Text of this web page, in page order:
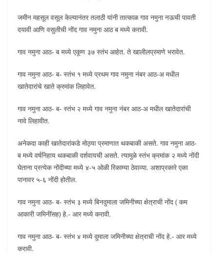
जमीन महसूल वसूल केल्यानंतर तलाठी यांनी तात्काळ गाव नमुना नऊची पावती
दयावी आणि वसुलीची नोंद गाव नमुना आठ ब मध्ये करावी.
गाव नमुना आठ- ब मध्ये एकूण ३७ स्तंभ आहेत. ते खालीलप्रमाणे भरावेत.
गाव नमुना आठ- ब- स्तंभ १ मध्ये प्रथम गाव नमुना नंबर आठ-अ मधील
खातेदारांचे खाते क्रमांक लिहावेत.
गाव नमुना आठ- ब- स्तंभ २ मध्ये गाव नमुना नंबर आठ-अ मधील खातेदारांची
नावे लिहावीत.
अनेकदा काही खातेदारांकडे मोठ्या प्रमाणात थकबाकी असते. गाव नमुना आठ-
ब मध्ये वर्षनिहाय थकबाकी दर्शवायची असते. त्यामुळे स्तंभ क्रमांक २ मध्ये नोंदी
घेताना प्रत्येक नोंदीच्या मध्ये ४-५ ओळी रिकाम्या ठेवाव्या. अशाप्रकारे एका
पानावर ५-६ नोंदी होतील.
गाव नमुना आठ- ब- स्तंभ ३ मध्ये बिनदुमाला जमिनीच्या क्षेत्राची नोंद ( कम
आकारी जमिनींसह) हे.- आर मध्ये करावी.
गाव नमुना आठ- ब- स्तंभ ४ मध्ये दुमाला जमिनीच्या क्षेत्राची नोंद हे.- आर मध्ये
करावी.